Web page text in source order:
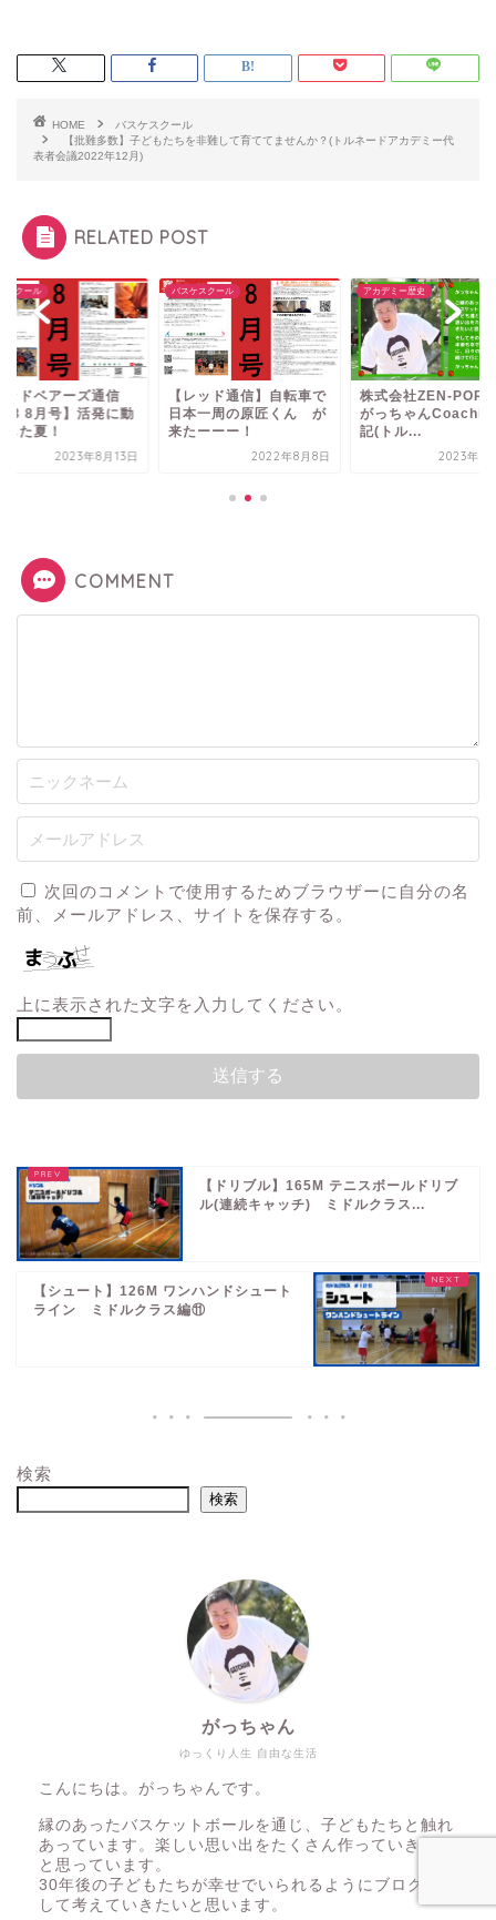
HOME
バスケスクール
【批難多数】子どもたちを非難して育ててませんか？(トルネードアカデミー代
表者会議2022年12月)
RELATED POST
スクール
ッドベアーズ通信
8月号】活発に動
した夏！
2023年8月13日
バスケスクール
【レッド通信】自転車で
日本一周の原匠くん が
来たーーー！
2022年8月8日
アカデミー歴史
株式会社ZEN-
がっちゃん
記(トル...
2023年10
COMMENT
次回のコメントで使用するためブラウザーに自分の名
前、メールアドレス、サイトを保存する。
上に表示された文字を入力してください。
【ドリブル】165M テニスボールドリブ
ル(連続キャッチ) ミドルクラス...
【シュート】126M ワンハンドシュート
ライン ミドルクラス編⑪
検索
検索
ゆっくり人生 自由な生活
がっちゃん
こんにちは。がっちゃんです。
縁のあったバスケットボールを通じ、子どもたちと触れ
あっています。楽しい思い出をたくさん作っていきたい
と思っています。
30年後の子どもたちが幸せでいられるようにブログを通
して考えていきたいと思います。